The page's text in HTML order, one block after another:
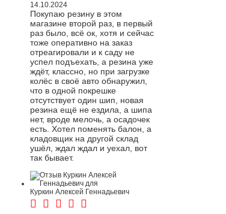
14.10.2024
Покупаю резину в этом
магазине второй раз, в первый
раз было, всё ок, хотя и сейчас
тоже оперативно на заказ
отреагировали и к саду не
успел подъехать, а резина уже
ждёт, классно, но при загрузке
колёс в своё авто обнаружил,
что в одной покрешке
отсутствует один шип, новая
резина ещё не ездила, а шипа
нет, вроде мелочь, а осадочек
есть. Хотел поменять балон, а
кладовщик на другой склад
ушёл, ждал ждал и уехал, вот
так бывает.
Куркин Алексей Геннадьевич